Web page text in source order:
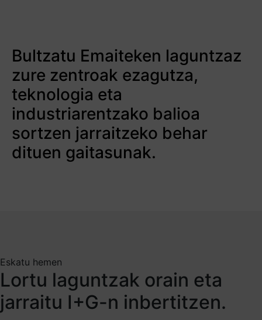
Bultzatu Emaiteken laguntzaz
zure zentroak ezagutza,
teknologia eta
industriarentzako balioa
sortzen jarraitzeko behar
dituen gaitasunak.
Eskatu hemen
Lortu laguntzak orain eta
jarraitu I+G-n inbertitzen.